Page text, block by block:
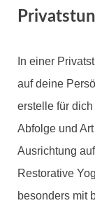
In einer
auf deine
erstelle für
Abfolge und
Ausrichtung
Restorative
besonders mit